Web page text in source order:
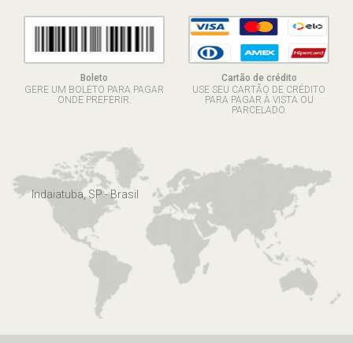
Boleto
GERE UM BOLETO PARA PAGAR
ONDE PREFERIR.
Cartão de crédito
USE SEU CARTÃO DE CRÉDITO
PARA PAGAR À VISTA OU
PARCELADO.
Indaiatuba, SP - Brasil